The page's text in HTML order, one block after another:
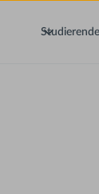
Studierende